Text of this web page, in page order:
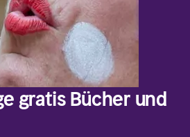
gratis Bücher und